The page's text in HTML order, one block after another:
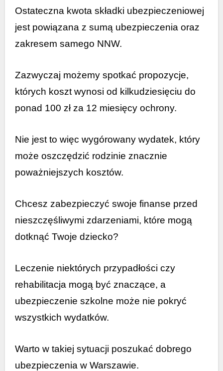
Ostateczna kwota składki ubezpieczeniowej
jest powiązana z sumą ubezpieczenia oraz
zakresem samego NNW.
Zazwyczaj możemy spotkać propozycje,
których koszt wynosi od kilkudziesięciu do
ponad 100 zł za 12 miesięcy ochrony.
Nie jest to więc wygórowany wydatek, który
może oszczędzić rodzinie znacznie
poważniejszych kosztów.
Chcesz zabezpieczyć swoje finanse przed
nieszczęśliwymi zdarzeniami, które mogą
dotknąć Twoje dziecko?
Leczenie niektórych przypadłości czy
rehabilitacja mogą być znaczące, a
ubezpieczenie szkolne może nie pokryć
wszystkich wydatków.
Warto w takiej sytuacji poszukać dobrego
ubezpieczenia w Warszawie.